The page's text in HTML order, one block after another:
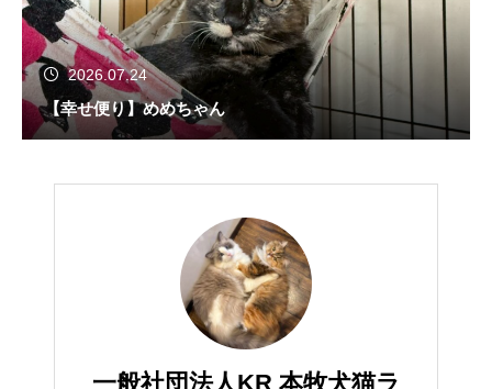
2026.07.24
【幸せ便り】めめちゃん
一般社団法人KR 本牧犬猫ラ